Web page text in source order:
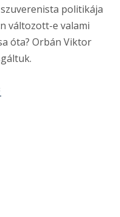
politikája
változott-e valami
óta? Orbán Viktor